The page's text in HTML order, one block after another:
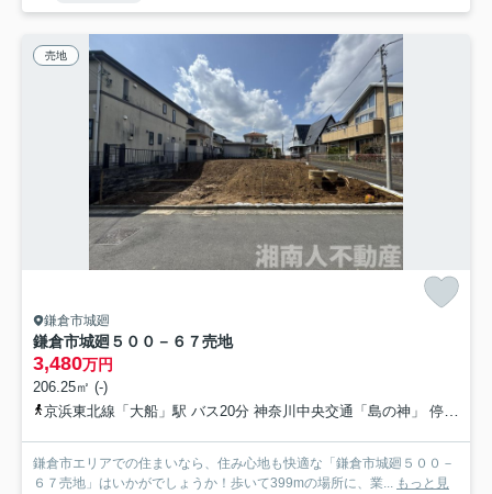
売地
鎌倉市城廻
鎌倉市城廻５００－６７売地
3,480万円
206.25㎡ (-)
京浜東北線「大船」駅 バス20分 神奈川中央交通「島の神」 停歩2分
鎌倉市エリアでの住まいなら、住み心地も快適な「鎌倉市城廻５００－
６７売地」はいかがでしょうか！歩いて399mの場所に、業... もっと見